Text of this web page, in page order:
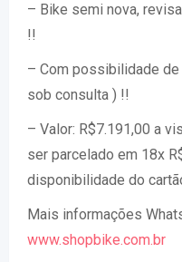
– Bike semi nova,
!!
– Com possibilidade
sob consulta ) !!
– Valor: R$7.191,00 a
ser parcelado em 18x
disponibilidade do
Mais informações
www.shopbike.com.br